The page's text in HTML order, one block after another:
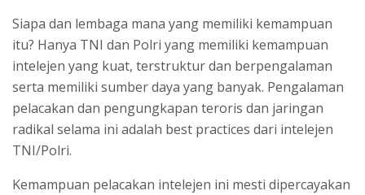
Siapa dan lembaga mana yang memiliki kemampuan
itu? Hanya TNI dan Polri yang memiliki kemampuan
intelejen yang kuat, terstruktur dan berpengalaman
serta memiliki sumber daya yang banyak. Pengalaman
pelacakan dan pengungkapan teroris dan jaringan
radikal selama ini adalah best practices dari intelejen
TNI/Polri.
Kemampuan pelacakan intelejen ini mesti dipercayakan